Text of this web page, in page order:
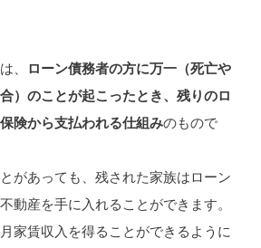
、
ローン債務者の方に万一（死亡や
）のことが起こったとき、残りのロ
険から支払われる仕組みのもので
があっても、残された家族はローン
動産を手に入れることができます。
家賃収入を得ることができるように